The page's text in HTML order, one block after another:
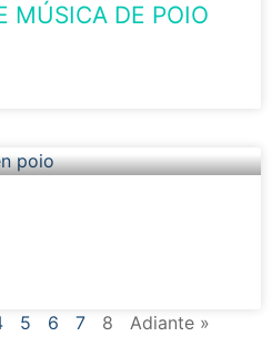
MÚSICA DE POIO
5 6 7 8 Adiante »